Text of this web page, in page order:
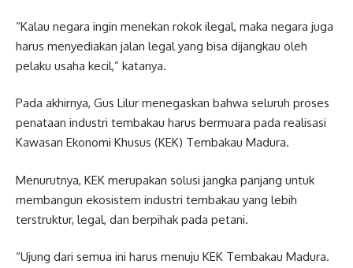
“Kalau negara ingin menekan rokok ilegal, maka negara juga
harus menyediakan jalan legal yang bisa dijangkau oleh
pelaku usaha kecil,” katanya.
Pada akhirnya, Gus Lilur menegaskan bahwa seluruh proses
penataan industri tembakau harus bermuara pada realisasi
Kawasan Ekonomi Khusus (KEK) Tembakau Madura.
Menurutnya, KEK merupakan solusi jangka panjang untuk
membangun ekosistem industri tembakau yang lebih
terstruktur, legal, dan berpihak pada petani.
“Ujung dari semua ini harus menuju KEK Tembakau Madura.